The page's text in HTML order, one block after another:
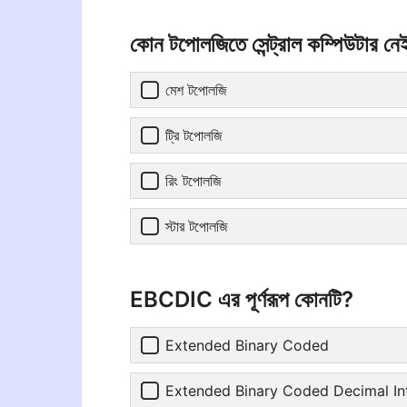
কোন টপোলজিতে সেন্ট্রাল কম্পিউটার
মেশ টপোলজি
ট্রি টপোলজি
রিং টপোলজি
স্টার টপোলজি
EBCDIC এর পূর্ণরূপ কোনটি?
Extended Binary Coded
Extended Binary Coded Decimal